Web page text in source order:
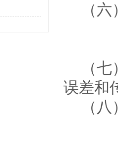
（六
（七
误差和
（八